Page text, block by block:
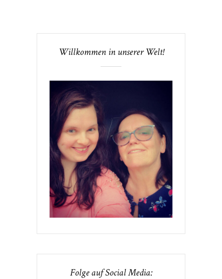
Willkommen in unserer Welt!
Folge auf Social Media: